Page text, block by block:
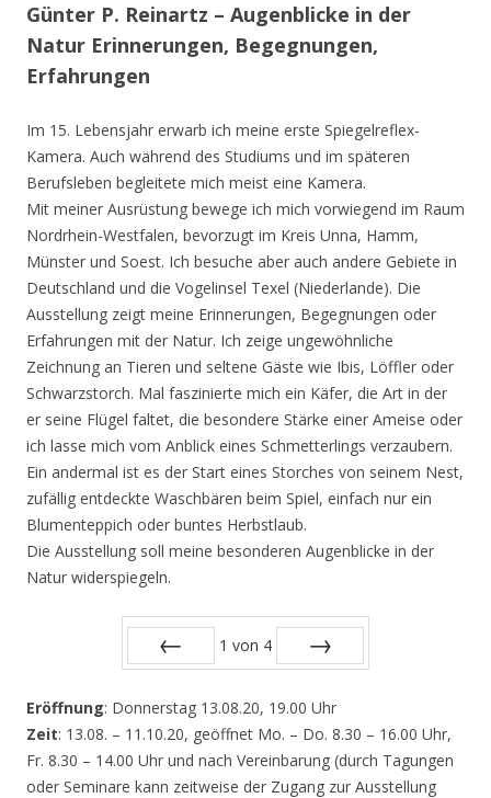
Günter P. Reinartz – Augenblicke in der
Natur Erinnerungen, Begegnungen,
Erfahrungen
Im 15. Lebensjahr erwarb ich meine erste Spiegelreflex-
Kamera. Auch während des Studiums und im späteren
Berufsleben begleitete mich meist eine Kamera.
Mit meiner Ausrüstung bewege ich mich vorwiegend im Raum
Nordrhein-Westfalen, bevorzugt im Kreis Unna, Hamm,
Münster und Soest. Ich besuche aber auch andere Gebiete in
Deutschland und die Vogelinsel Texel (Niederlande). Die
Ausstellung zeigt meine Erinnerungen, Begegnungen oder
Erfahrungen mit der Natur. Ich zeige ungewöhnliche
Zeichnung an Tieren und seltene Gäste wie Ibis, Löffler oder
Schwarzstorch. Mal faszinierte mich ein Käfer, die Art in der
er seine Flügel faltet, die besondere Stärke einer Ameise oder
ich lasse mich vom Anblick eines Schmetterlings verzaubern.
Ein andermal ist es der Start eines Storches von seinem Nest,
zufällig entdeckte Waschbären beim Spiel, einfach nur ein
Blumenteppich oder buntes Herbstlaub.
Die Ausstellung soll meine besonderen Augenblicke in der
Natur widerspiegeln.
1 von 4
Eröffnung: Donnerstag 13.08.20, 19.00 Uhr
Zeit: 13.08. – 11.10.20, geöffnet Mo. – Do. 8.30 – 16.00 Uhr,
Fr. 8.30 – 14.00 Uhr und nach Vereinbarung (durch Tagungen
oder Seminare kann zeitweise der Zugang zur Ausstellung